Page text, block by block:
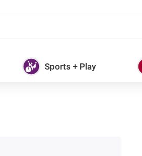
Sports + Play